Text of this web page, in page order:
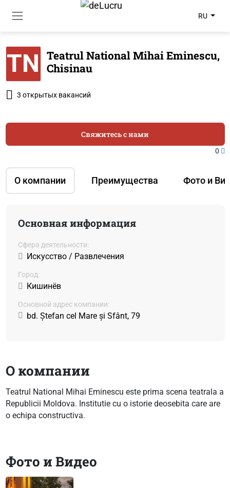
RU
TN
Teatrul National Mihai Eminescu,
Chisinau
3 открытых вакансий
О компании Преимущества Фото и
Свяжитесь с нами
0
Основная информация
Сфера деятельности:
Искусство / Развлечения
Город:
Кишинёв
Основной адрес компании:
bd. Ștefan cel Mare și Sfânt, 79
О компании
Teatrul National Mihai Eminescu este prima scena teatrala a
Republicii Moldova. Institutie cu o istorie deosebita care are
o echipa constructiva.
Фото и Видео